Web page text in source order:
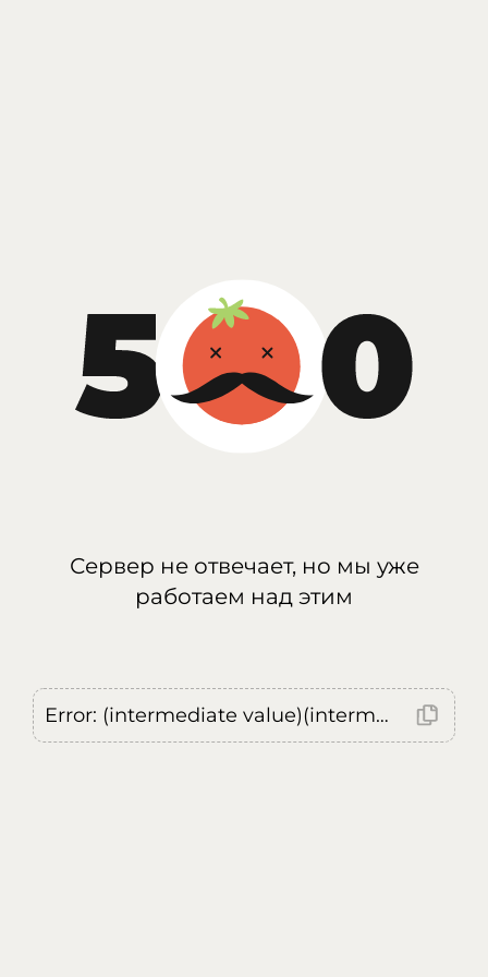
Сервер не отвечает, но мы уже
работаем над этим
Error: (intermediate value)(intermediate value)(intermediate value).replaceAll is not a function